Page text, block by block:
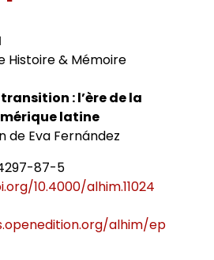
de revues
Histoire & Mémoire
: l’ère de la
latine
de Eva Fernández
87-5
10.4000/alhim.11024
alhim/ep